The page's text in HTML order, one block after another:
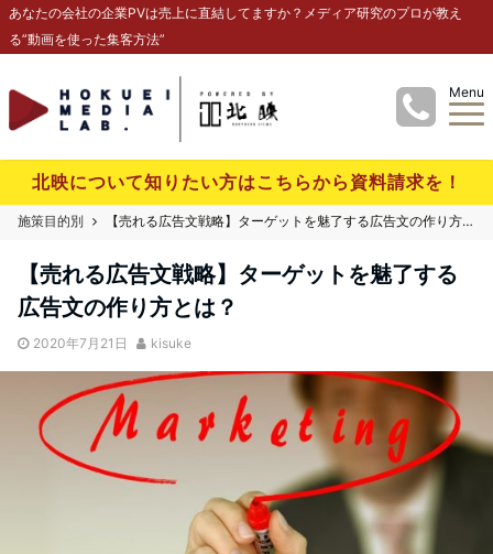
あなたの会社の企業PVは売上に直結してますか？メディア研究のプロが教え
る”動画を使った集客方法”
Menu
北映について知りたい方はこちらから資料請求を！
施策目的別 【売れる広告文戦略】ターゲットを魅了する広告文の作り方とは？
【売れる広告文戦略】ターゲットを魅了する
広告文の作り方とは？
2020年7月21日 kisuke